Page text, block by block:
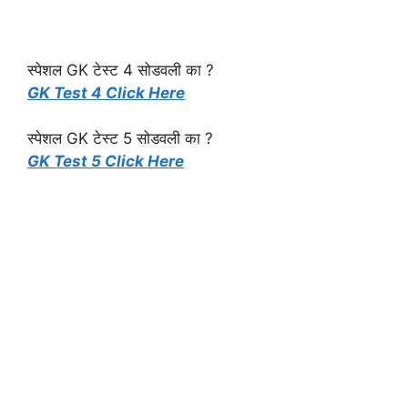
स्पेशल GK टेस्ट 4 सोडवली का ?
GK Test 4 Click Here
स्पेशल GK टेस्ट 5 सोडवली का ?
GK Test 5 Click Here